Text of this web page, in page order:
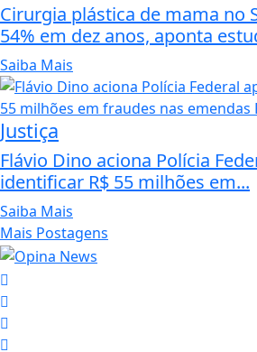
Cirurgia plástica de mama no
54% em dez anos, aponta
Saiba Mais
Justiça
Flávio Dino aciona Polícia
identificar R$ 55 milhões em...
Saiba Mais
Mais Postagens